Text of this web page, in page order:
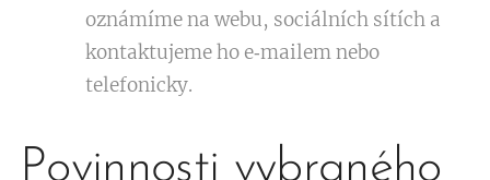
oznámíme na webu, sociálních sítích a
kontaktujeme ho e‑mailem nebo
telefonicky.
Povinnosti vybraného